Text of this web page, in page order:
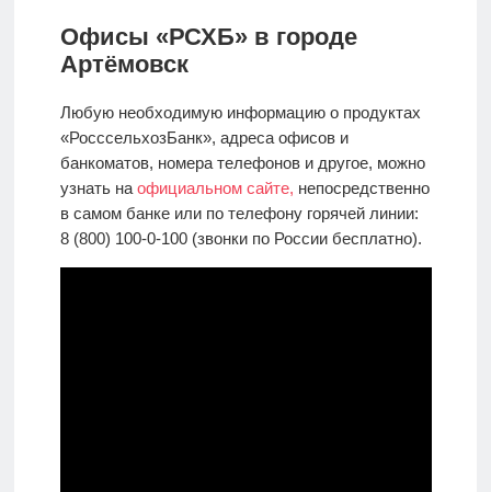
Офисы «РСХБ» в городе
Артёмовск
Любую необходимую информацию о продуктах
«РосссельхозБанк», адреса офисов и
банкоматов, номера телефонов и другое, можно
узнать на официальном сайте, непосредственно
в самом банке или по телефону горячей линии:
8 (800) 100-0-100 (звонки по России бесплатно).